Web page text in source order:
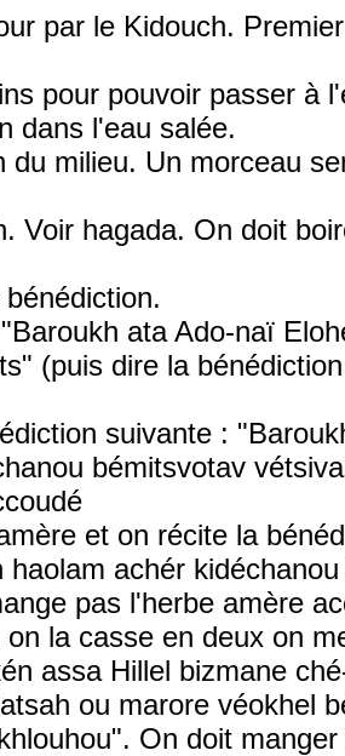
par le Kidouch.
pour pouvoir passer à
dans l'eau salée.
du milieu. Un morceau
Voir hagada. On doit
ata Ado-naï
(puis dire la
suivante :
bémitsvotav
et on récite la
achér
pas l'herbe amère
la casse en deux on
assa Hillel bizmane
ou marore véokhel
On doit